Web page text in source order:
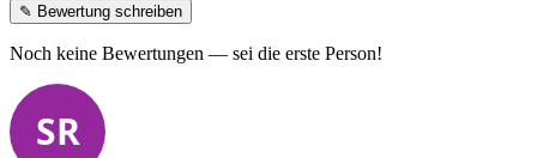
✎ Bewertung schreiben
Noch keine Bewertungen — sei die erste Person!
SR